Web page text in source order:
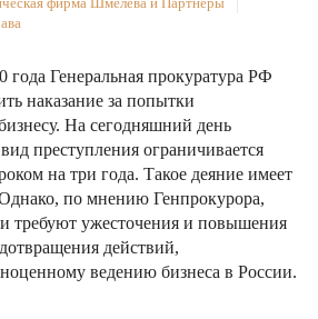
года Генеральная прокуратура РФ
наказание за попытки
На сегодняшний день
преступления ограничивается
на три года. Такое деяние имеет
по мнению Генпрокурора,
требуют ужесточения и повышения
действий,
ведению бизнеса в России.